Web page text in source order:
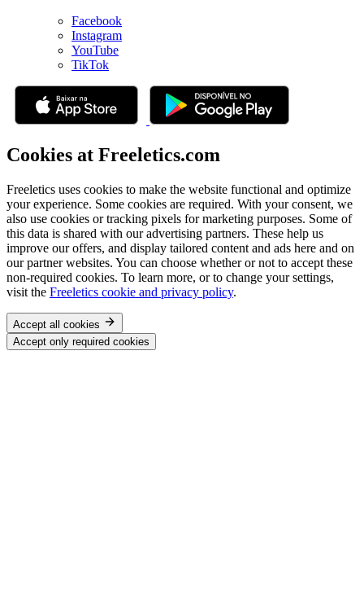
Facebook
Instagram
YouTube
TikTok
Cookies at Freeletics.com
Freeletics uses cookies to make the website functional and optimize
your experience. Some cookies are required. With your consent, we
also use cookies or tracking pixels for marketing purposes. Some of
this data is shared with our advertising partners. These help us
improve our offers, and display tailored content and ads here and on
our partner websites. You can choose whether or not to accept these
non-required cookies. To learn more, or to change your settings,
visit the Freeletics cookie and privacy policy.
Accept all cookies
Accept only required cookies